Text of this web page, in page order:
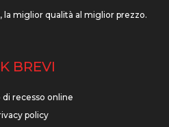
la miglior qualità al miglior prezzo.
BREVI
recesso online
policy